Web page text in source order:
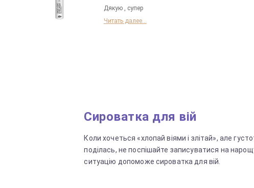
Дякую , супер
Читать далее...
Сироватка для вій
Коли хочеться «хлопай віями і злітай», але
поділась, не поспішайте записуватися на
ситуацію допоможе сироватка для вій.